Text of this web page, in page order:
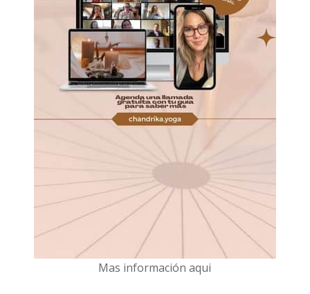
Mas información aqui